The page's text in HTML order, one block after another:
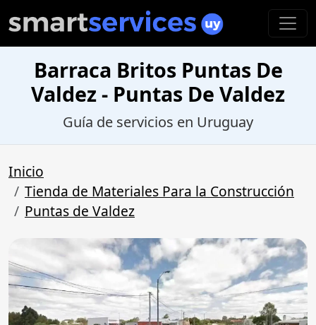
Barraca Britos Puntas De
Valdez - Puntas De Valdez
Guía de servicios en Uruguay
Inicio
Tienda de Materiales Para la Construcción
Puntas de Valdez